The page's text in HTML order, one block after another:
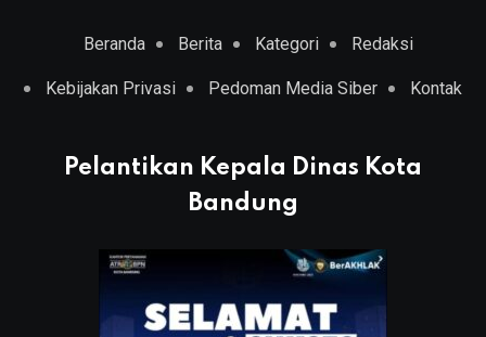
Beranda Berita Kategori Redaksi
Kebijakan Privasi Pedoman Media Siber Kontak
Pelantikan Kepala Dinas Kota
Bandung